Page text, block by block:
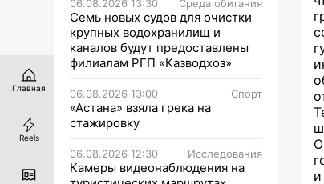
06.08.2026 13:30 Среда обитания
Семь новых судов для очистки
крупных водохранилищ и
каналов будут предоставлены
филиалам РГП «Казводхоз»
06.08.2026 13:00 Спорт
«Астана» взяла грека на
стажировку
06.08.2026 12:30 Исследования
Камеры видеонаблюдения на
Главная
Reels